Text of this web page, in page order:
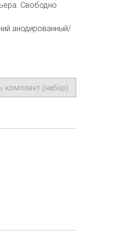
Свободно
анодированный/
комплект (набор)